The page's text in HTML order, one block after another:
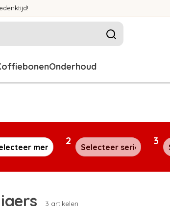
Onderhoud
2 3
3 artikelen